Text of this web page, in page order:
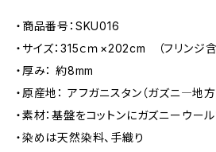
・商品番号：SKU016
・サイズ：315ｃｍ×202cm （フリンジ含
・厚み： 約8mm
・原産地： アフガニスタン（ガズニ―地
・素材：基盤をコットンにガズニーウー
・染めは天然染料、手織り